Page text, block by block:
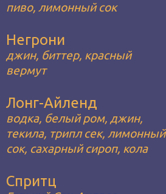
пиво, лимонный сок
Негрони
джин, биттер, красный
вермут
Лонг-Айленд
водка, белый ром, джин,
текила, трипл сек, лимонный
сок, сахарный сироп, кола
Спритц